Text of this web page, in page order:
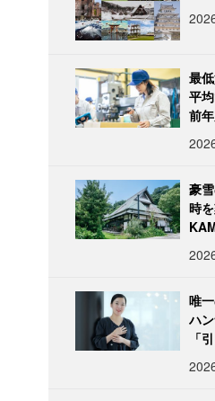
最
平
前
豪
時
唯
ハ
「